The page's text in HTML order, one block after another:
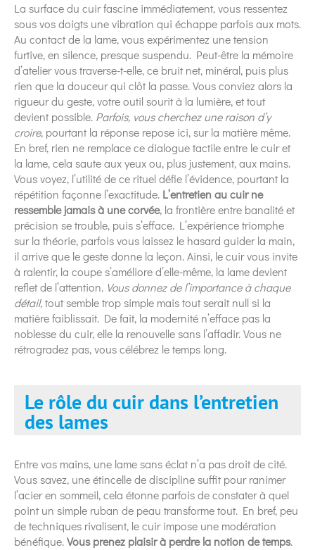
La surface du cuir fascine immédiatement, vous ressentez
sous vos doigts une vibration qui échappe parfois aux mots.
Au contact de la lame, vous expérimentez une tension
furtive, en silence, presque suspendu. Peut-être la mémoire
d’atelier vous traverse-t-elle, ce bruit net, minéral, puis plus
rien que la douceur qui clôt la passe. Vous conviez alors la
rigueur du geste, votre outil sourit à la lumière, et tout
devient possible. Parfois, vous cherchez une raison d’y
croire, pourtant la réponse repose ici, sur la matière même.
En bref, rien ne remplace ce dialogue tactile entre le cuir et
la lame, cela saute aux yeux ou, plus justement, aux mains.
Vous voyez, l’utilité de ce rituel défie l’évidence, pourtant la
répétition façonne l’exactitude. L’entretien au cuir ne
ressemble jamais à une corvée, la frontière entre banalité et
précision se trouble, puis s’efface. L’expérience triomphe
sur la théorie, parfois vous laissez le hasard guider la main,
il arrive que le geste donne la leçon. Ainsi, le cuir vous invite
à ralentir, la coupe s’améliore d’elle-même, la lame devient
reflet de l’attention. Vous donnez de l’importance à chaque
détail, tout semble trop simple mais tout serait null si la
matière faiblissait. De fait, la modernité n’efface pas la
noblesse du cuir, elle la renouvelle sans l’affadir. Vous ne
rétrogradez pas, vous célébrez le temps long.
Le rôle du cuir dans l’entretien
des lames
Entre vos mains, une lame sans éclat n’a pas droit de cité.
Vous savez, une étincelle de discipline suffit pour ranimer
l’acier en sommeil, cela étonne parfois de constater à quel
point un simple ruban de peau transforme tout. En bref, peu
de techniques rivalisent, le cuir impose une modération
bénéfique.Vous prenez plaisir à perdre la notion de temps.